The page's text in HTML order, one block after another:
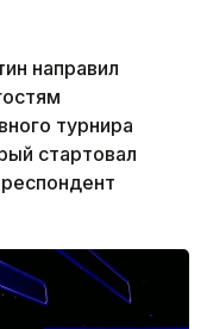
направил
турнира
стартовал